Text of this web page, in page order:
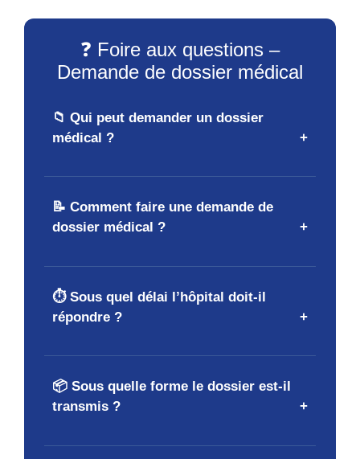
❓ Foire aux questions –
Demande de dossier médical
📁 Qui peut demander un dossier
médical ?
📝 Comment faire une demande de
dossier médical ?
⏱️ Sous quel délai l’hôpital doit-il
répondre ?
📦 Sous quelle forme le dossier est-il
transmis ?